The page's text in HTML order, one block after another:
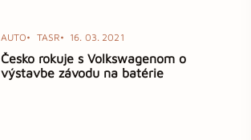
AUTO TASR 16. 03. 2021
Česko rokuje s Volkswagenom o
výstavbe závodu na batérie